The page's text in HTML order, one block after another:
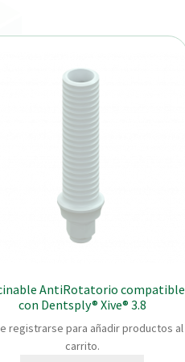
AntiRotatorio compatible
con Dentsply® Xive® 3.8
registrarse para añadir productos al
carrito.